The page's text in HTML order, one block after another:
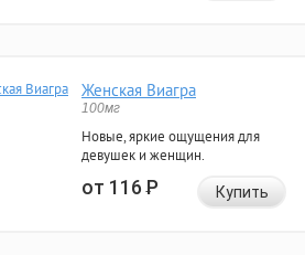
Женская Виагра
100мг
Новые, яркие ощущения для
девушек и женщин.
от 116Р Купить